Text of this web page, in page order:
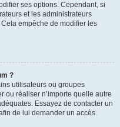
ses options. Cependant, si
et les administrateurs
empêche de modifier les
?
utilisateurs ou groupes
ou réaliser n’importe quelle autre
Essayez de contacter un
de lui demander un accès.